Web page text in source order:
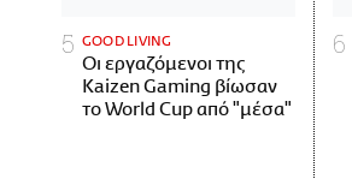
GOOD LIVING
Οι εργαζόμενοι της
Kaizen Gaming βίωσαν
το World Cup από "μέσα"